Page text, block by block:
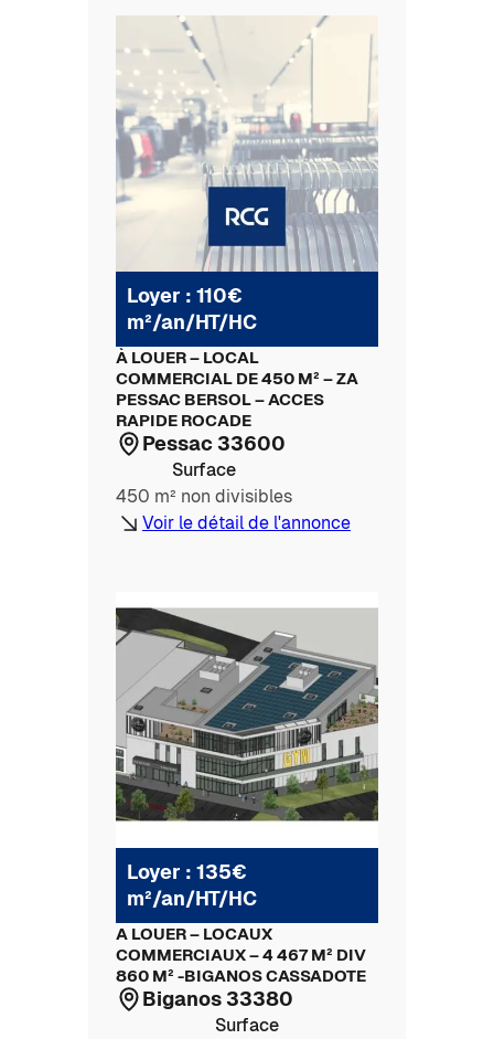
Loyer : 110€
m²/an/HT/HC
À LOUER – LOCAL
COMMERCIAL DE 450 M² – ZA
PESSAC BERSOL – ACCES
RAPIDE ROCADE
Pessac 33600
Surface
450 m² non divisibles
Voir le détail de l'annonce
Loyer : 135€
m²/an/HT/HC
A LOUER – LOCAUX
COMMERCIAUX – 4 467 M² DIV
860 M² -BIGANOS CASSADOTE
Biganos 33380
Surface